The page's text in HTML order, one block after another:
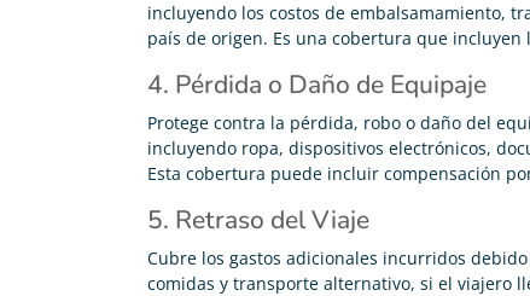
incluyendo los costos de embalsamamiento,
país de origen. Es una cobertura que incluyen
4. Pérdida o Daño de Equipaje
Protege contra la pérdida, robo o daño del
incluyendo ropa, dispositivos electrónicos,
Esta cobertura puede incluir compensación
5. Retraso del Viaje
Cubre los gastos adicionales incurridos
comidas y transporte alternativo, si el viajero